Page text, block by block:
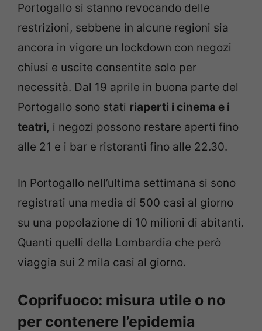
Portogallo si stanno revocando delle
restrizioni, sebbene in alcune regioni sia
ancora in vigore un lockdown con negozi
chiusi e uscite consentite solo per
necessità. Dal 19 aprile in buona parte del
Portogallo sono stati riaperti i cinema e i
teatri, i negozi possono restare aperti fino
alle 21 e i bar e ristoranti fino alle 22.30.
In Portogallo nell’ultima settimana si sono
registrati una media di 500 casi al giorno
su una popolazione di 10 milioni di abitanti.
Quanti quelli della Lombardia che però
viaggia sui 2 mila casi al giorno.
Coprifuoco: misura utile o no
per contenere l’epidemia